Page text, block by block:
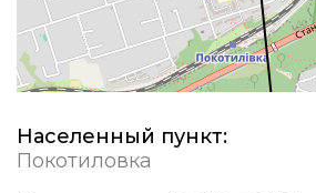
Населенный пункт:
Покотиловка